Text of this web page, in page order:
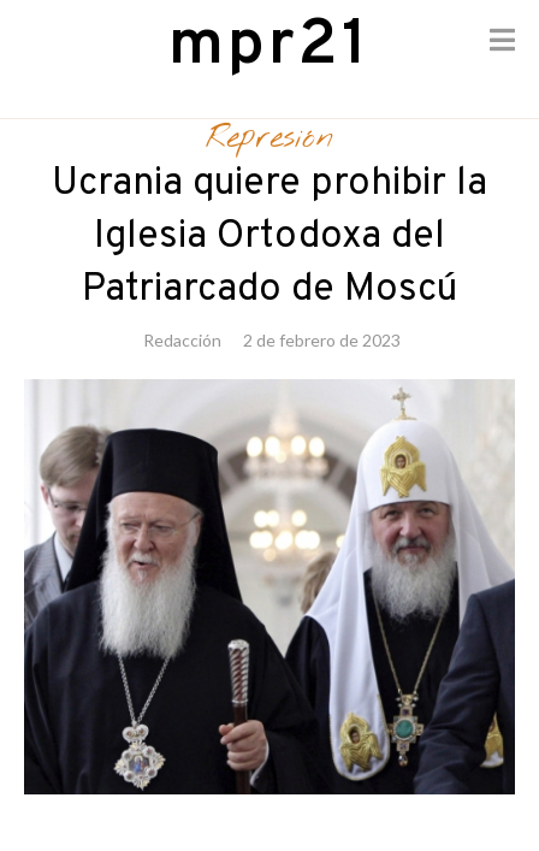
content
mpr21
Represión
Ucrania quiere prohibir la
Iglesia Ortodoxa del
Patriarcado de Moscú
Redacción 2 de febrero de 2023